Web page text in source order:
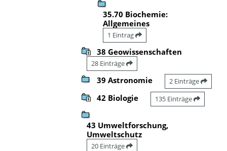
35.70 Biochemie:
Allgemeines
1 Eintrag
38 Geowissenschaften
28 Einträge
39 Astronomie 2 Einträge
42 Biologie 135 Einträge
43 Umweltforschung,
Umweltschutz
20 Einträge